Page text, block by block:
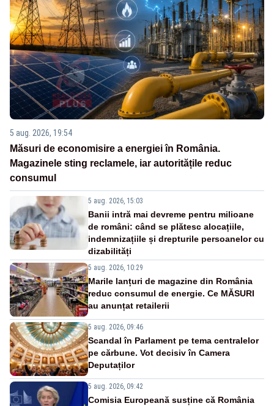
5 aug. 2026, 19:54
Măsuri de economisire a energiei în România.
Magazinele sting reclamele, iar autoritățile reduc
consumul
5 aug. 2026, 15:03
Banii intră mai devreme pentru milioane
de români: când se plătesc alocațiile,
indemnizațiile și drepturile persoanelor cu
dizabilități
5 aug. 2026, 10:29
Marile lanțuri de magazine din România
reduc consumul de energie. Ce MĂSURI
au anunțat retailerii
5 aug. 2026, 09:46
Scandal în Parlament pe tema centralelor
pe cărbune. Vot decisiv în Camera
Deputaților
5 aug. 2026, 09:42
Comisia Europeană susține că România